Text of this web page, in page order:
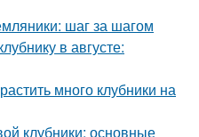
шаг за шагом
в августе:
много клубники на
клубники: основные